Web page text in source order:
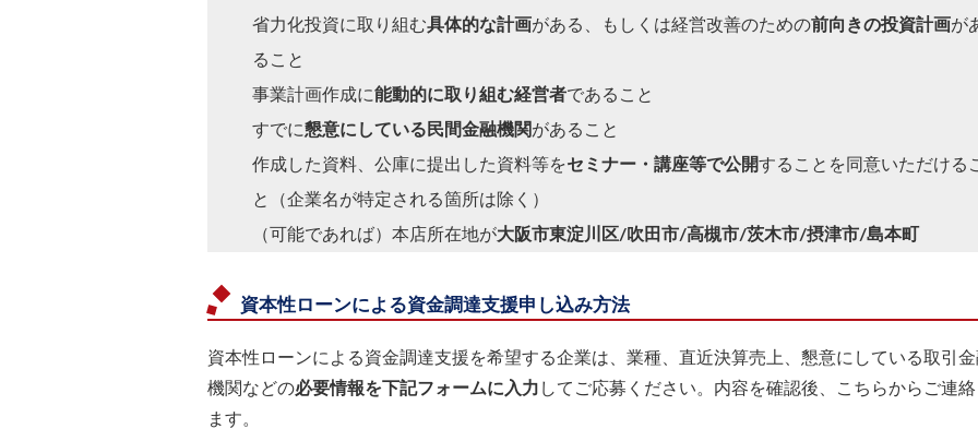
省力化投資に取り組む具体的な計画がある、もしくは経営改善のための前向きの投資計画が
ること
事業計画作成に能動的に取り組む経営者であること
すでに懇意にしている民間金融機関があること
作成した資料、公庫に提出した資料等をセミナー・講座等で公開することを同意いただける
と（企業名が特定される箇所は除く）
（可能であれば）本店所在地が大阪市東淀川区/吹田市/高槻市/茨木市/摂津市/島本町
資本性ローンによる資金調達支援申し込み方法
資本性ローンによる資金調達支援を希望する企業は、業種、直近決算売上、懇意にしている取引
機関などの必要情報を下記フォームに入力 してご応募ください。内容を確認後、こちらからご連
ます。